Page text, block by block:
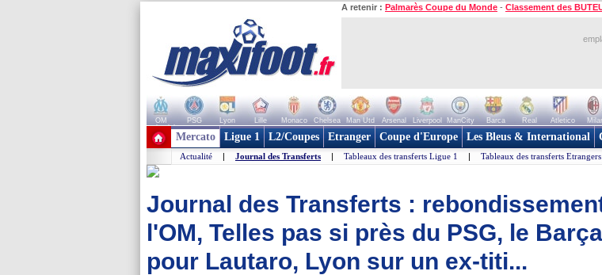
A retenir : Palmarès Coupe du Monde - Classement des
OM PSG Lyon Lille Monaco Chelsea Man Utd Arsenal Liverpool ManCity Barca Real Atletico
+ de clubs
Mercato Ligue 1 L2/Coupes Etranger Coupe d'Europe Les Bleus & International
Actualité | Journal des Transferts | Tableaux des transferts Ligue 1 | Tableaux des transferts Etrangers
Journal des Transferts :
l'OM, Telles pas si près du PSG, le
pour Lautaro, Lyon sur un ex-titi...